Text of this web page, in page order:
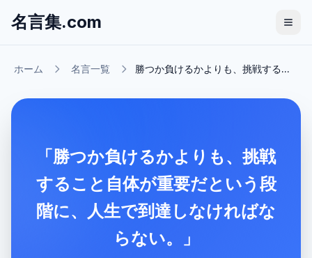
名言集.com
ホーム 名言一覧 勝つか負けるかよりも、挑戦する...
「勝つか負けるかよりも、挑戦
すること自体が重要だという段
階に、人生で到達しなければな
らない。」